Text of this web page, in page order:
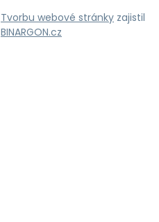
Tvorbu webové stránky zajistil
BINARGON.cz